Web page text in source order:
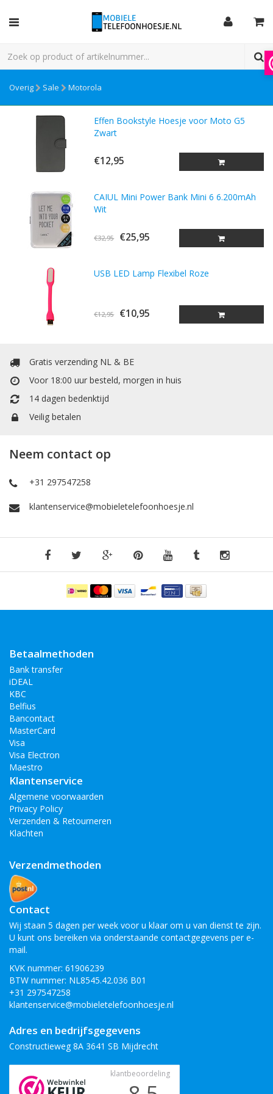
Overig Sale Motorola
Effen Bookstyle Hoesje voor Moto G5
Zwart
€12,95
CAIUL Mini Power Bank Mini 6 6.200mAh
Wit
€32,95 €25,95
USB LED Lamp Flexibel Roze
€12,95 €10,95
Gratis verzending NL & BE
Voor 18:00 uur besteld, morgen in huis
14 dagen bedenktijd
Veilig betalen
Neem contact op
+31 297547258
klantenservice@mobieletelefoonhoesje.nl
Betaalmethoden
Bank transfer
iDEAL
KBC
Belfius
Bancontact
MasterCard
Visa
Visa Electron
Maestro
Klantenservice
Algemene voorwaarden
Privacy Policy
Verzenden & Retourneren
Klachten
Verzendmethoden
Contact
Wij staan 5 dagen per week voor u klaar om u van dienst te zijn.
U kunt ons bereiken via onderstaande contactgegevens per e-
mail.
KVK nummer: 61906239
BTW nummer: NL8545.42.036 B01
+31 297547258
klantenservice@mobieletelefoonhoesje.nl
Adres en bedrijfsgegevens
Constructieweg 8A 3641 SB Mijdrecht